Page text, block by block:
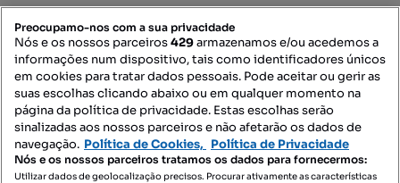
Mapa do Site
Contacte-nos
Preocupamo-nos com a sua privacidade
Nós e os nossos parceiros429armazenamos e/ou acedemos a
informações num dispositivo, tais como identificadores únicos
em cookies para tratar dados pessoais. Pode aceitar ou gerir as
suas escolhas clicando abaixo ou em qualquer momento na
página da política de privacidade. Estas escolhas serão
sinalizadas aos nossos parceiros e não afetarão os dados de
navegação. Política de Cookies, Política de Privacidade
Nós e os nossos parceiros tratamos os dados para fornecermos:
Utilizar dados de geolocalização precisos. Procurar ativamente as características